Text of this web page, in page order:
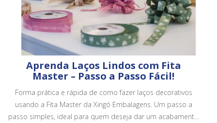
Aprenda Laços Lindos com Fita
Master – Passo a Passo Fácil!
Forma prática e rápida de como fazer laços decorativos
usando a Fita Master da Xingó Embalagens. Um passo a
passo simples, ideal para quem deseja dar um acabamento